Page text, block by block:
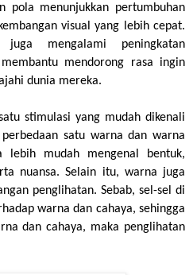
pola menunjukkan pertumbuhan
visual yang lebih cepat.
mengalami peningkatan
mendorong rasa ingin
dunia mereka.
stimulasi yang mudah dikenali
satu warna dan warna
lebih mudah mengenal bentuk,
nuansa. Selain itu, warna juga
penglihatan. Sebab, sel-sel di
warna dan cahaya, sehingga
dan cahaya, maka penglihatan